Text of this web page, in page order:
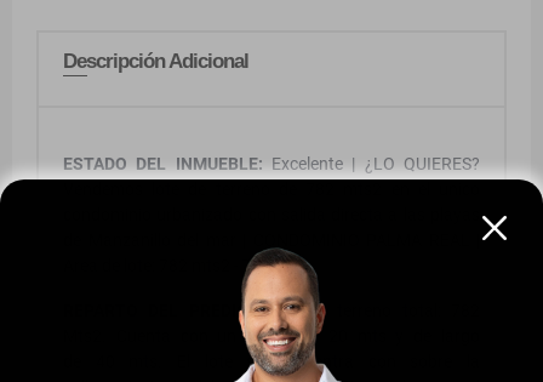
Descripción Adicional
ESTADO DEL INMUEBLE: Excelente | ¿LO QUIERES?
Area de lote: 782 mts2 - TIPO A.
REPARTO DEL PREDIO:Area de terreno total: 782
Mts2. Cuenta con un frente de 20 mts y de largo
de 40 mts. El lote se encuentra con sobre la